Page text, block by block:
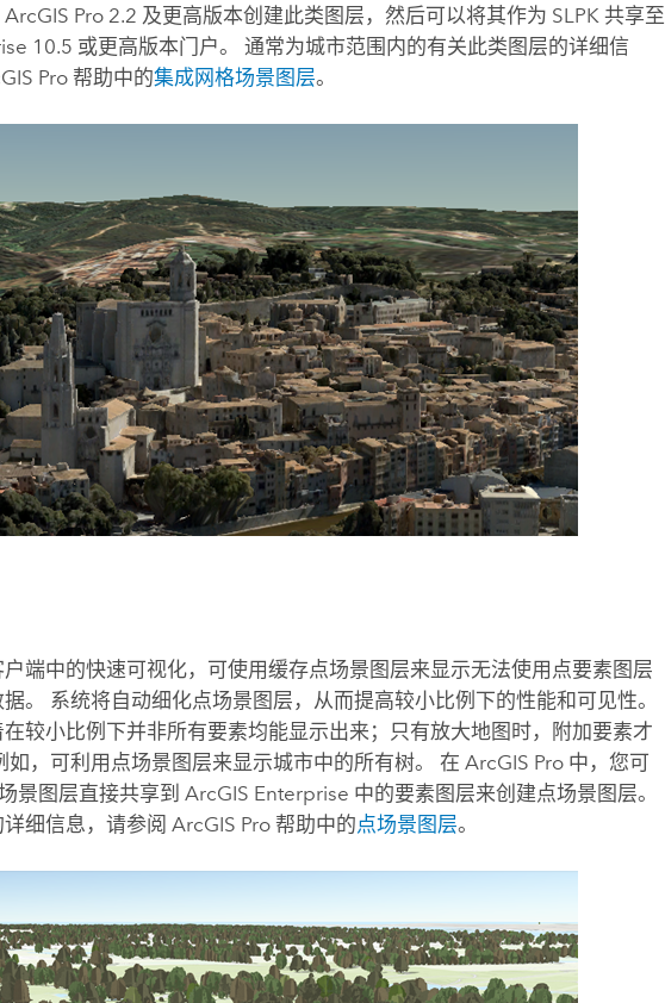
ArcGIS Pro 2.2 及更高版本创建此类图层，然后可以将其作为 SLPK 共享至
10.5 或更高版本门户。通常为城市范围内的有关此类图层的详细信
Pro 帮助中的集成网格场景图层。
端中的快速可视化，可使用缓存点场景图层来显示无法使用点要素图层
。 系统将自动细化点场景图层，从而提高较小比例下的性能和可见性。
较小比例下并非所有要素均能显示出来；只有放大地图时，附加要素才
如，可利用点场景图层来显示城市中的所有树。在ArcGIS Pro 中，您可
景图层直接共享到ArcGIS Enterprise 中的要素图层来创建点场景图层。
详细信息，请参阅ArcGIS Pro 帮助中的点场景图层。